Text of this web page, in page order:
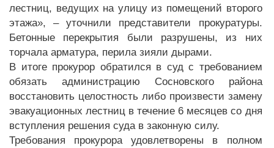
лестниц, ведущих на улицу из помещений второго
этажа», – уточнили представители прокуратуры.
Бетонные перекрытия были разрушены, из них
торчала арматура, перила зияли дырами.
В итоге прокурор обратился в суд с требованием
обязать администрацию Сосновского района
восстановить целостность либо произвести замену
эвакуационных лестниц в течение 6 месяцев со дня
вступления решения суда в законную силу.
Требования прокурора удовлетворены в полном